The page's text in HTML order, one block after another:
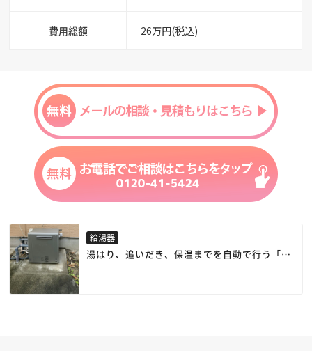
費用総額 26万円(税込)
給湯器
湯はり、追いだき、保温までを自動で行う「オ